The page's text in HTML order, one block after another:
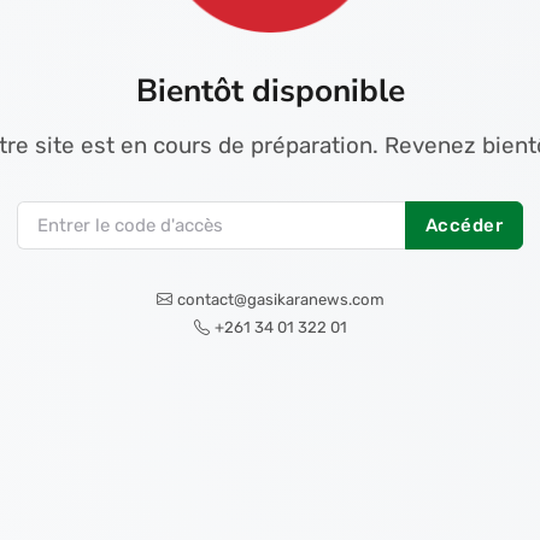
Bientôt disponible
site est en cours de préparation. Revenez
Accéder
contact@gasikaranews.com
+261 34 01 322 01